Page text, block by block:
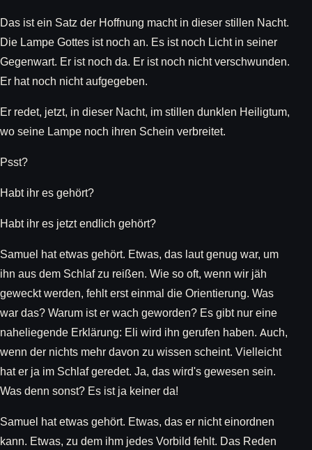
Das ist ein Satz der Hoffnung macht in dieser stillen Nacht.
Die Lampe Gottes ist noch an. Es ist noch Licht in seiner
Gegenwart. Er ist noch da. Er ist noch nicht verschwunden.
Er hat noch nicht aufgegeben.
Er redet, jetzt, in dieser Nacht, im stillen dunklen Heiligtum,
wo seine Lampe noch ihren Schein verbreitet.
Psst?
Habt ihr es gehört?
Habt ihr es jetzt endlich gehört?
Samuel hat etwas gehört. Etwas, das laut genug war, um
ihn aus dem Schlaf zu reißen. Wie so oft, wenn wir jäh
geweckt werden, fehlt erst einmal die Orientierung. Was
war das? Warum ist er wach geworden? Es gibt nur eine
naheliegende Erklärung: Eli wird ihn gerufen haben. Auch,
wenn der nichts mehr davon zu wissen scheint. Vielleicht
hat er ja im Schlaf geredet. Ja, das wird's gewesen sein.
Was denn sonst? Es ist ja keiner da!
Samuel hat etwas gehört. Etwas, das er nicht einordnen
kann. Etwas, zu dem ihm jedes Vorbild fehlt. Das Reden